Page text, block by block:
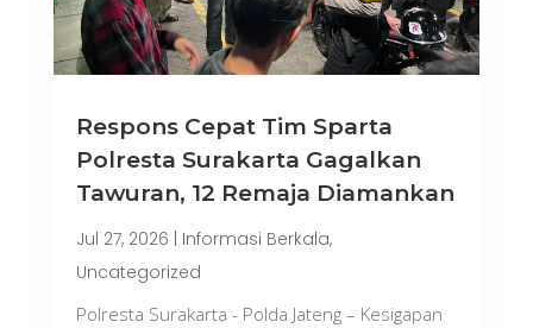
Respons Cepat Tim Sparta
Polresta Surakarta Gagalkan
Tawuran, 12 Remaja Diamankan
Jul 27, 2026 Informasi Berkala,
Uncategorized
Polresta Surakarta - Polda Jateng – Kesigapan